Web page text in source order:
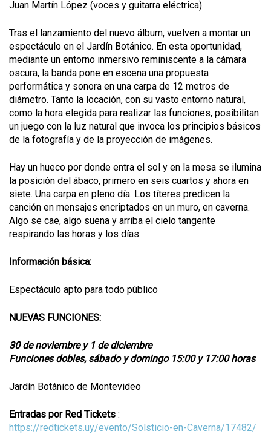
Juan Martín López (voces y guitarra eléctrica).
Tras el lanzamiento del nuevo álbum, vuelven a montar un
espectáculo en el Jardín Botánico. En esta oportunidad,
mediante un entorno inmersivo reminiscente a la cámara
oscura, la banda pone en escena una propuesta
performática y sonora en una carpa de 12 metros de
diámetro. Tanto la locación, con su vasto entorno natural,
como la hora elegida para realizar las funciones, posibilitan
un juego con la luz natural que invoca los principios básicos
de la fotografía y de la proyección de imágenes.
Hay un hueco por donde entra el sol y en la mesa se ilumina
la posición del ábaco, primero en seis cuartos y ahora en
siete. Una carpa en pleno día. Los títeres predicen la
canción en mensajes encriptados en un muro, en caverna.
Algo se cae, algo suena y arriba el cielo tangente
respirando las horas y los días.
Información básica:
Espectáculo apto para todo público
NUEVAS FUNCIONES:
30 de noviembre y 1 de diciembre
Funciones dobles, sábado y domingo 15:00 y 17:00 horas
Jardín Botánico de Montevideo
Entradas por Red Tickets :
https://redtickets.uy/evento/Solsticio-en-Caverna/17482/